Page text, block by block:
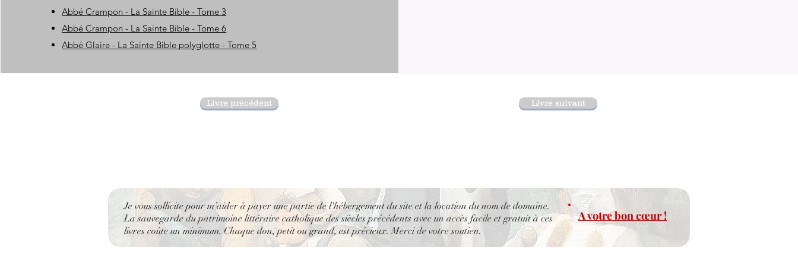
Abbé Crampon - La Sainte Bible - Tome 3
Abbé Crampon - La Sainte Bible - Tome 6
Abbé Glaire - La Sainte Bible polyglotte - Tome 5
Livre précédent Livre suivant
A votre bon cœur !
Je vous sollicite pour m’aider à payer une partie de l'hébergement du site et la location du nom de domaine.
La sauvegarde du patrimoine littéraire catholique des siècles précédents avec un accès facile et gratuit à ces
livres coûte un minimum. Chaque don, petit ou grand, est précieux. Merci de votre soutien.